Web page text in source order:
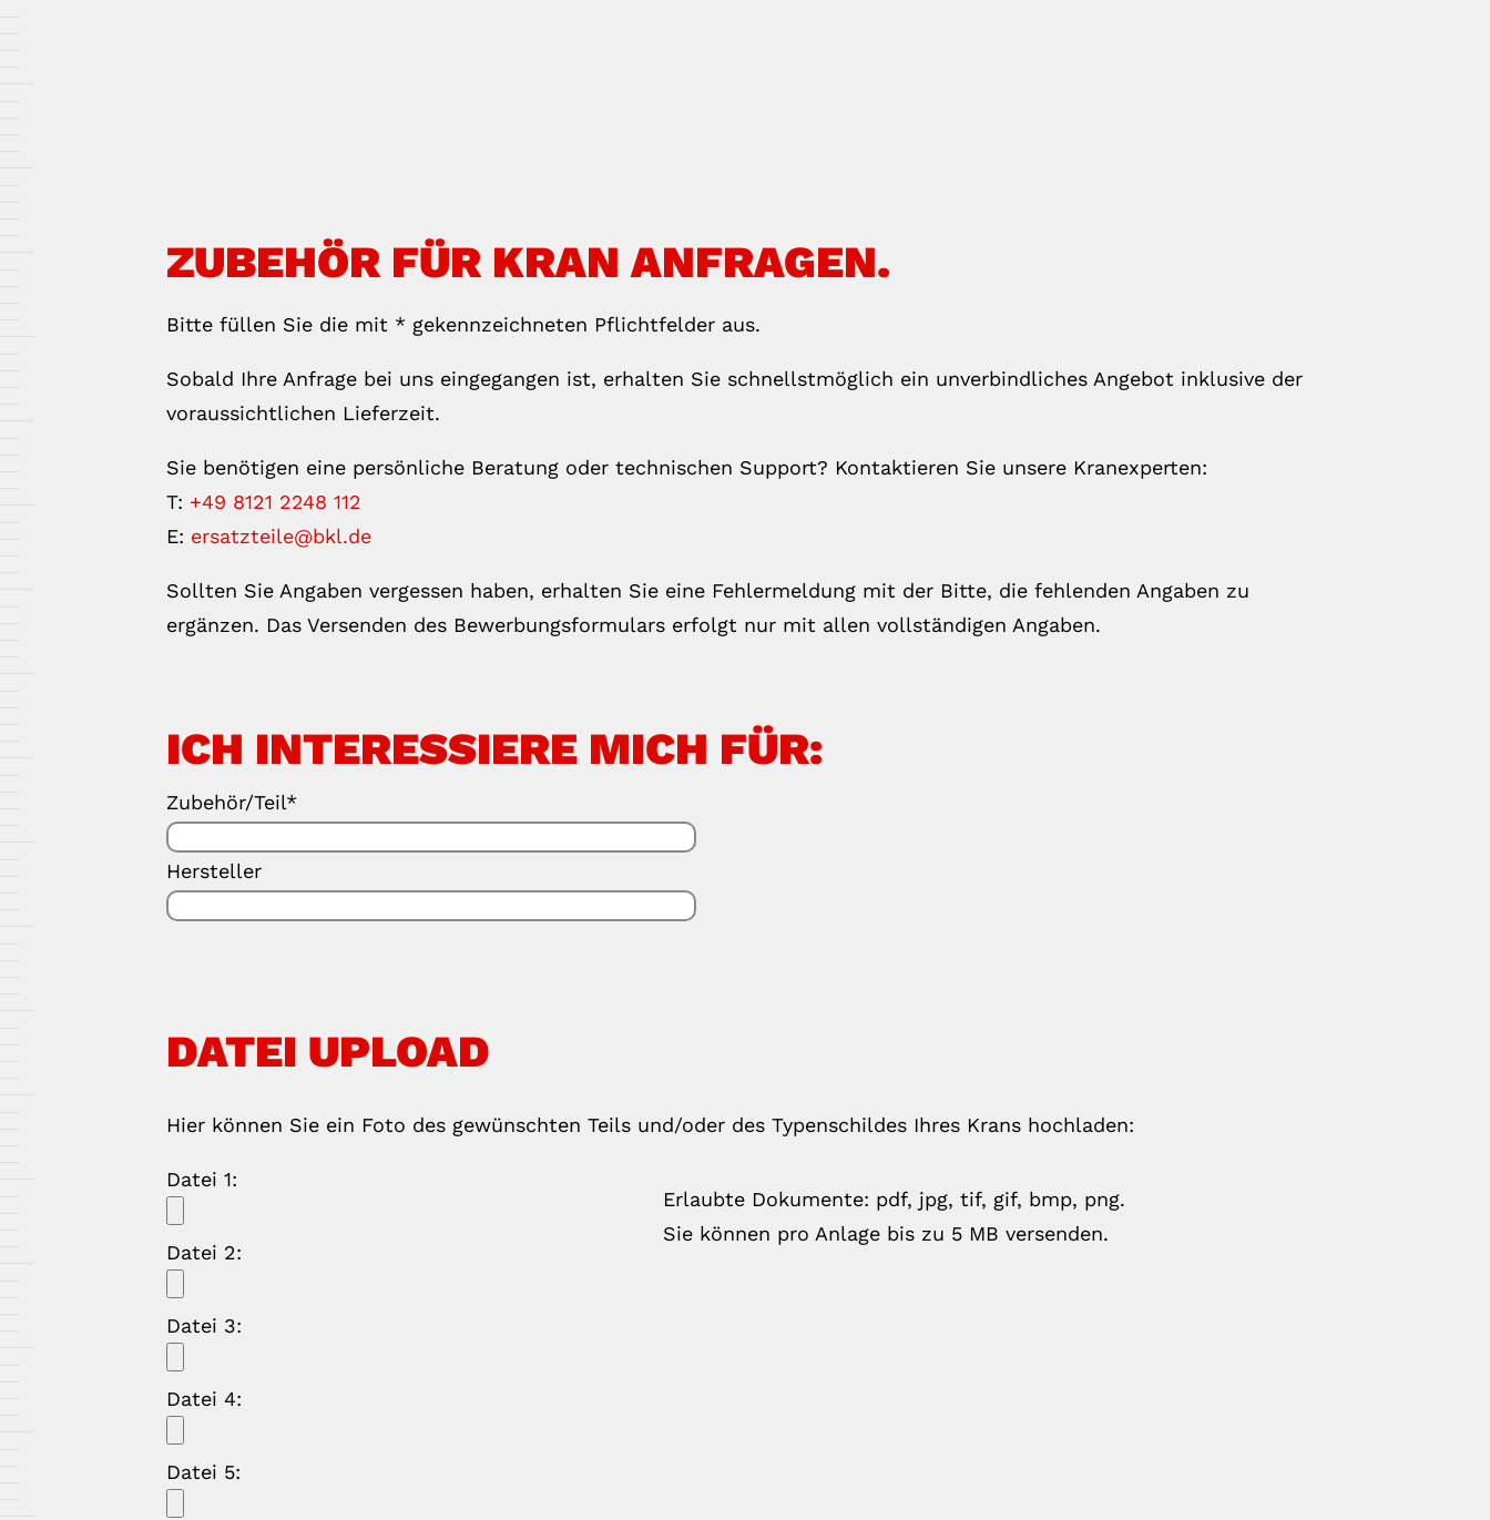
ZUBEHÖR FÜR KRAN ANFRAGEN.
Bitte füllen Sie die mit * gekennzeichneten Pflichtfelder aus.
Sobald Ihre Anfrage bei uns eingegangen ist, erhalten Sie schnellstmöglich ein unverbindliches Angebot inklusive der
voraussichtlichen Lieferzeit.
Sie benötigen eine persönliche Beratung oder technischen Support? Kontaktieren Sie unsere Kranexperten:
T: +49 8121 2248 112
E: ersatzteile@bkl.de
Sollten Sie Angaben vergessen haben, erhalten Sie eine Fehlermeldung mit der Bitte, die fehlenden Angaben zu
ergänzen. Das Versenden des Bewerbungsformulars erfolgt nur mit allen vollständigen Angaben.
ICH INTERESSIERE MICH FÜR:
Zubehör/Teil*
Hersteller
DATEI UPLOAD
Hier können Sie ein Foto des gewünschten Teils und/oder des Typenschildes Ihres Krans hochladen:
Datei 1:
Datei 2:
Datei 3:
Datei 4:
Datei 5:
Erlaubte Dokumente: pdf, jpg, tif, gif, bmp, png.
Sie können pro Anlage bis zu 5 MB versenden.